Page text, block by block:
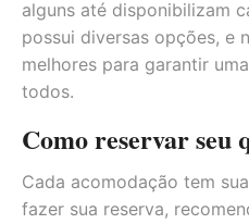
alguns até disponibilizam
possui diversas opções, e
melhores para garantir
todos.
Como reservar seu
Cada acomodação tem
fazer sua reserva,